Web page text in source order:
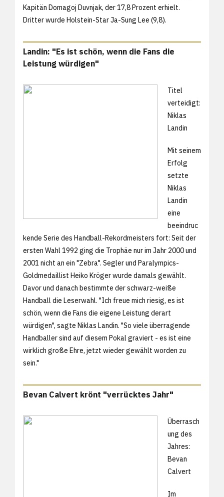
Kapitän Domagoj Duvnjak, der 17,8 Prozent erhielt.
Dritter wurde Holstein-Star Ja-Sung Lee (9,8).
Landin: "Es ist schön, wenn die Fans die
Leistung würdigen"
Titel
verteidigt:
Niklas
Landin
Mit seinem
Erfolg
setzte
Niklas
Landin
eine
beeindruc
kende Serie des Handball-Rekordmeisters fort: Seit der
ersten Wahl 1992 ging die Trophäe nur im Jahr 2000 und
2001 nicht an ein "Zebra". Segler und Paralympics-
Goldmedaillist Heiko Kröger wurde damals gewählt.
Davor und danach bestimmte der schwarz-weiße
Handball die Leserwahl. "Ich freue mich riesig, es ist
schön, wenn die Fans die eigene Leistung derart
würdigen", sagte Niklas Landin. "So viele überragende
Handballer sind auf diesem Pokal graviert - es ist eine
wirklich große Ehre, jetzt wieder gewählt worden zu
sein."
Bevan Calvert krönt "verrücktes Jahr"
Überrasch
ung des
Jahres:
Bevan
Calvert
Im